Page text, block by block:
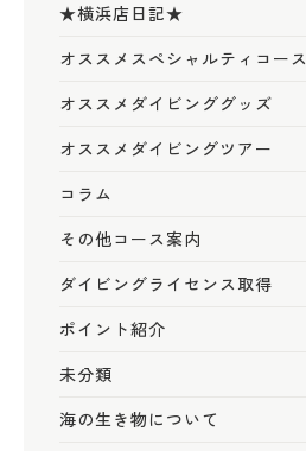
★横浜店日記★
オススメスペシャルティコース
オススメダイビンググッズ
オススメダイビングツアー
コラム
その他コース案内
ダイビングライセンス取得
ポイント紹介
未分類
海の生き物について